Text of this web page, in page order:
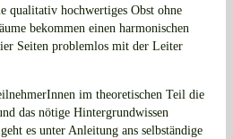
qualitativ hochwertiges Obst ohne
bekommen einen harmonischen
Seiten problemlos mit der Leiter
im theoretischen Teil die
das nötige Hintergrundwissen
es unter Anleitung ans selbständige